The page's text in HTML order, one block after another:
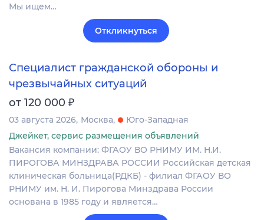
Мы ищем…
Откликнуться
Специалист гражданской обороны и
чрезвычайных ситуаций
от 120 000 ₽
03 августа 2026 Москва
Юго-Западная
Джейкет, сервис размещения объявлений
Вакансия компании: ФГАОУ ВО РНИМУ ИМ. Н.И.
ПИРОГОВА МИНЗДРАВА РОССИИ Российская детская
клиническая больница(РДКБ) - филиал ФГАОУ ВО
РНИМУ им. Н. И. Пирогова Минздрава России
основана в 1985 году и является…